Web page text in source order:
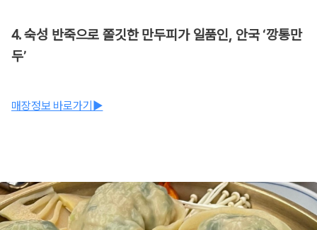
4. 숙성 반죽으로 쫄깃한 만두피가 일품인, 안국 ‘깡통만
두’
매장정보 바로가기▶